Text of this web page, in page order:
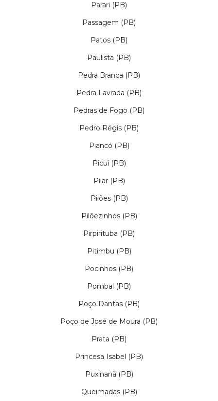
Parari (PB)
Passagem (PB)
Patos (PB)
Paulista (PB)
Pedra Branca (PB)
Pedra Lavrada (PB)
Pedras de Fogo (PB)
Pedro Régis (PB)
Piancó (PB)
Picuí (PB)
Pilar (PB)
Pilões (PB)
Pilõezinhos (PB)
Pirpirituba (PB)
Pitimbu (PB)
Pocinhos (PB)
Pombal (PB)
Poço Dantas (PB)
Poço de José de Moura (PB)
Prata (PB)
Princesa Isabel (PB)
Puxinanã (PB)
Queimadas (PB)